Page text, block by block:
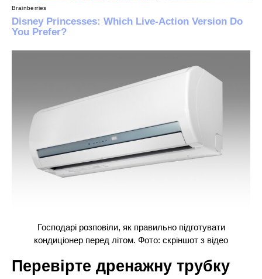
Господарі розповіли, як правильно підготувати
кондиціонер перед літом. Фото: скріншот з відео
Перевірте дренажну трубку